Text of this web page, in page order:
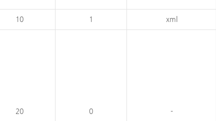
10 1 xml
20 0 -